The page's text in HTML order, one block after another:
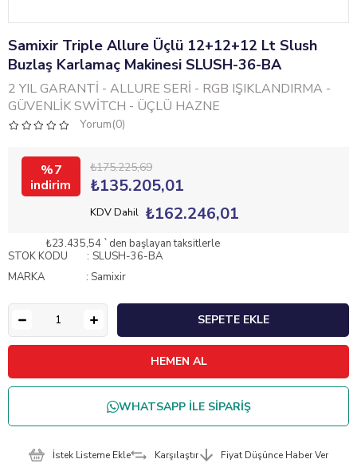
Samixir Triple Allure Üçlü 12+12+12 Lt Slush
Buzlaş Karlamaç Makinesi SLUSH-36-BA
2 YIL GARANTİ - ALLURE SERİ - RGB IŞIKLANDIRMA -
GÜVENLİK SWİTCH - ÜÇLÜ HAZNE
Yorum(0)
7 ₺175.225,69
₺135.205,01
KDV Dahil ₺162.246,01
₺23.435,54 `den başlayan taksitlerle
STOK KODU
SLUSH-36-BA
MARKA
: Samixir
WHATSAPP İLE SİPARİŞ
İstek Listeme Ekle Karşılaştır Fiyat Düşünce Haber Ver